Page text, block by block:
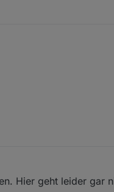
Hier geht leider gar